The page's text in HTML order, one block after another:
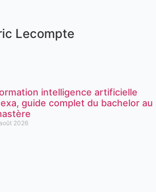
Lecompte
intelligence artificielle
guide complet du bachelor au
2026